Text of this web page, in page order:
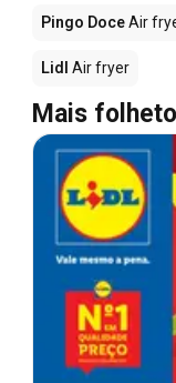
Pingo DoceAir
Lidl Air fryer
Mais